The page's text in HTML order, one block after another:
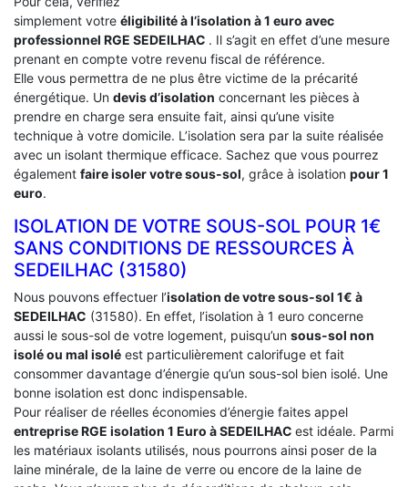
simplement votre éligibilité à l’isolation à 1 euro avec
professionnel RGE SEDEILHAC . Il s’agit en effet d’une mesure
prenant en compte votre revenu fiscal de référence.
Elle vous permettra de ne plus être victime de la précarité
énergétique. Un devis d’isolation concernant les pièces à
prendre en charge sera ensuite fait, ainsi qu’une visite
technique à votre domicile. L’isolation sera par la suite réalisée
avec un isolant thermique efficace. Sachez que vous pourrez
également faire isoler votre sous-sol, grâce à isolation pour 1
euro.
ISOLATION DE VOTRE SOUS-SOL POUR 1€
SANS CONDITIONS DE RESSOURCES À
‎SEDEILHAC (31580)
Nous pouvons effectuer l’isolation de votre sous-sol 1€ à
SEDEILHAC (31580). En effet, l’isolation à 1 euro concerne
aussi le sous-sol de votre logement, puisqu’un sous-sol non
isolé ou mal isolé est particulièrement calorifuge et fait
consommer davantage d’énergie qu’un sous-sol bien isolé. Une
bonne isolation est donc indispensable.
Pour réaliser de réelles économies d’énergie faites appel
entreprise RGE isolation 1 Euro à SEDEILHAC est idéale. Parmi
les matériaux isolants utilisés, nous pourrons ainsi poser de la
laine minérale, de la laine de verre ou encore de la laine de